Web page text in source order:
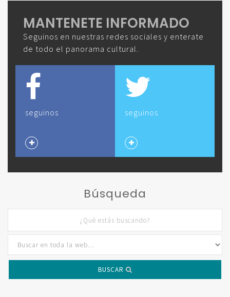
MANTENETE INFORMADO
Seguinos en nuestras redes sociales y enterate
de todo el panorama cultural.
seguinos seguinos
Búsqueda
BUSCAR